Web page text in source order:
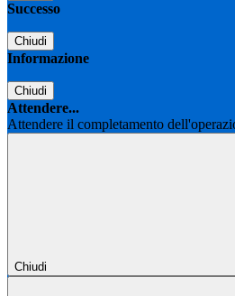
Successo
Chiudi
Informazione
Chiudi
Attendere...
Attendere il completamento
Chiudi